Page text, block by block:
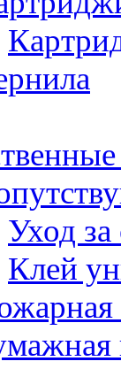
Уход
Клей